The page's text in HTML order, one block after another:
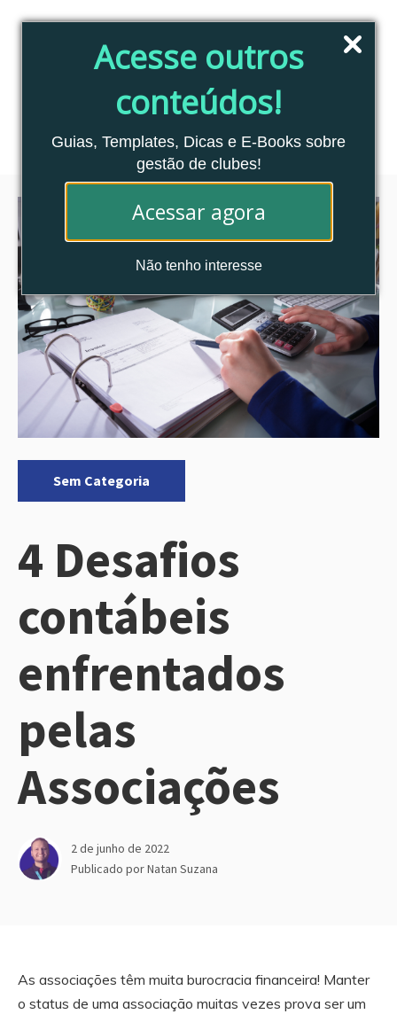
Acesse outros
conteúdos!
Guias, Templates, Dicas e E-Books sobre
gestão de clubes!
Acessar agora
Não tenho interesse
Blog Clubes Associados
Sem Categoria
4 Desafios
contábeis
enfrentados
pelas
Associações
2 de junho de 2022
Publicado porNatan Suzana
As associações têm muita burocracia financeira! Manter
o status de uma associação muitas vezes prova ser um